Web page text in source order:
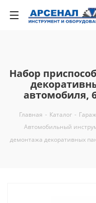
Набор
автомобиля,
Главная - Каталог -
Автомобильный
демонтажа декоративных